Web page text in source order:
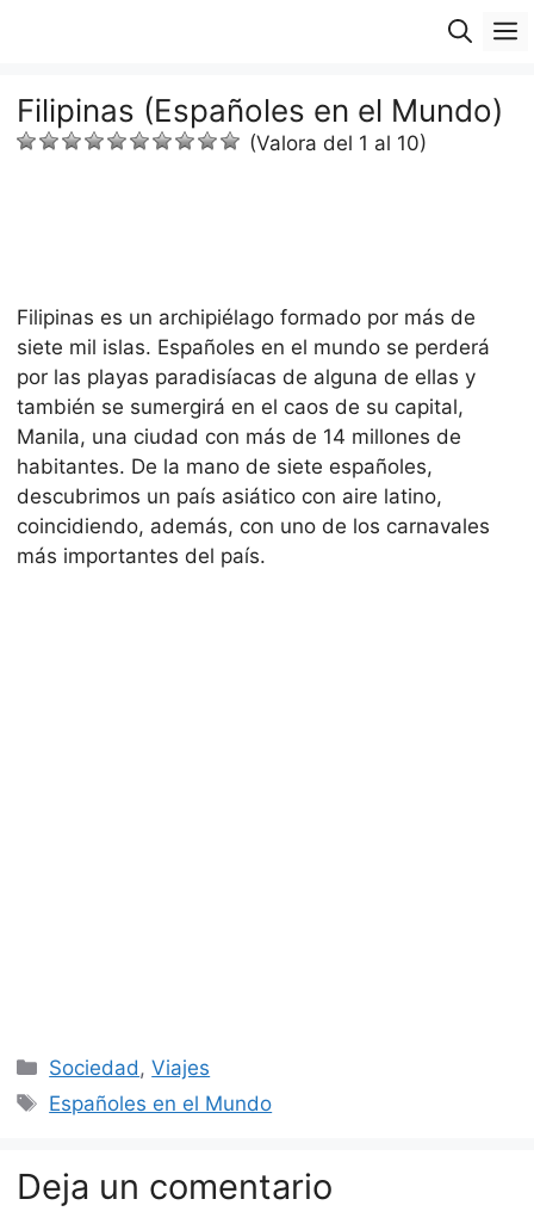
Filipinas (Españoles en el Mundo)
(Valora del 1 al 10)
Filipinas es un archipiélago formado por más de
siete mil islas. Españoles en el mundo se perderá
por las playas paradisíacas de alguna de ellas y
también se sumergirá en el caos de su capital,
Manila, una ciudad con más de 14 millones de
habitantes. De la mano de siete españoles,
descubrimos un país asiático con aire latino,
coincidiendo, además, con uno de los carnavales
más importantes del país.
Categorías
Sociedad ,Viajes
Etiquetas
Españoles en el Mundo
Deja un comentario